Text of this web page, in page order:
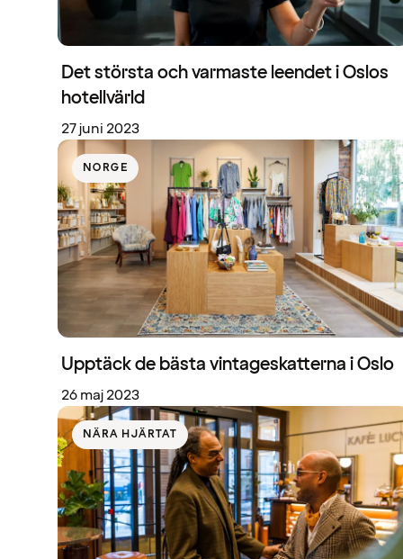
Det största och varmaste leendet i Oslos
hotellvärld
27 juni 2023
NORGE
Upptäck de bästa vintageskatterna i Oslo
26 maj 2023
NÄRA HJÄRTAT